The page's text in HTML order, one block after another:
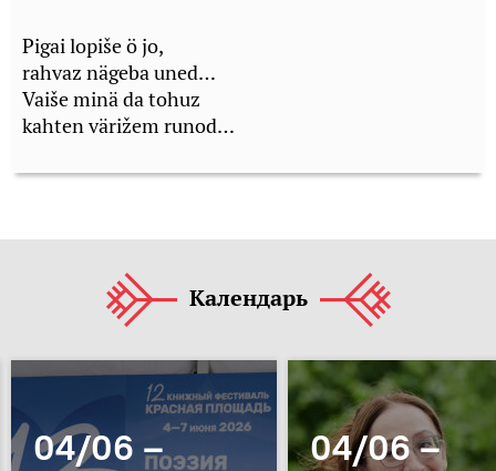
Pigai lopiše ö jo,
rahvaz nägeba uned…
Vaiše minä da tohuz
kahten värižem runod…
Календарь
04/06 –
04/06 –